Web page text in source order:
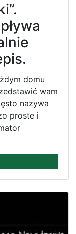
domu
wam
nazywa
proste i